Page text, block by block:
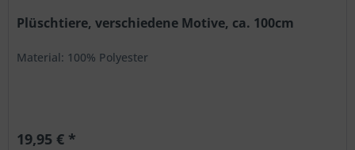
Plüschtiere, verschiedene Motive, ca. 100cm
Material: 100% Polyester
19,95 € *